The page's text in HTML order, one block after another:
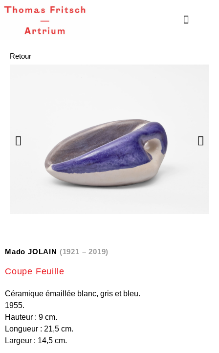
Retour
Mado JOLAIN (1921 – 2019)
Coupe Feuille
Céramique émaillée blanc, gris et bleu.
1955.
Hauteur : 9 cm.
Longueur : 21,5 cm.
Largeur : 14,5 cm.